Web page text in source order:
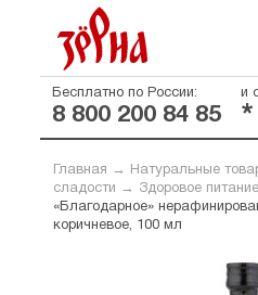
Бесплатно по России:
8 800 200 84 85
и
*
Главная → Натуральные
сладости → Здоровое питание
«Благодарное»
коричневое, 100 мл